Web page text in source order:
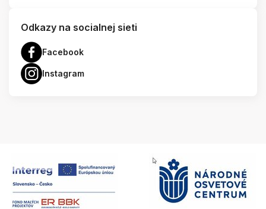
Odkazy na socialnej sieti
Facebook
Instagram